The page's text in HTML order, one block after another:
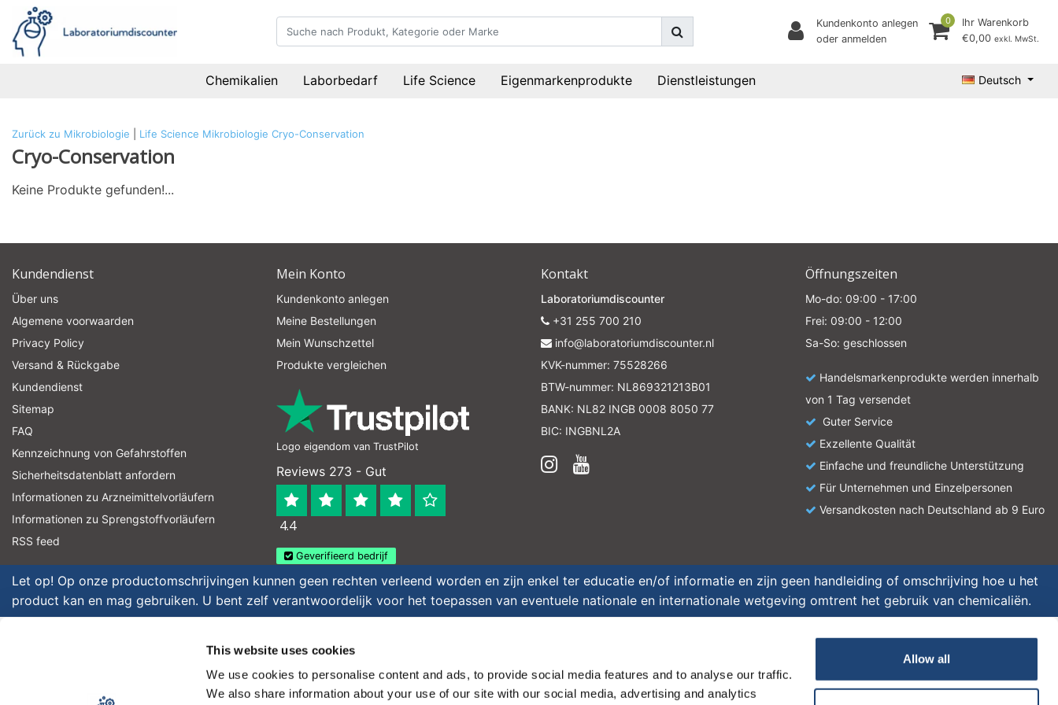
This website uses cookies
We use cookies to personalise content and ads, to provide social media features and to analyse our traffic.
We also share information about your use of our site with our social media, advertising and analytics
Allow all
Kundenkonto anlegen
oder anmelden
0
Ihr Warenkorb
€0,00 exkl. MwSt.
Chemikalien Laborbedarf Life Science Eigenmarkenprodukte Dienstleistungen Deutsch
Zurück zu Mikrobiologie Life Science Mikrobiologie Cryo-Conservation
Cryo-Conservation
Keine Produkte gefunden!...
Kundendienst
Über uns
Algemene voorwaarden
Privacy Policy
Versand & Rückgabe
Kundendienst
Sitemap
FAQ
Kennzeichnung von Gefahrstoffen
Sicherheitsdatenblatt anfordern
Informationen zu Arzneimittelvorläufern
Informationen zu Sprengstoffvorläufern
RSS feed
Mein Konto
Kundenkonto anlegen
Meine Bestellungen
Mein Wunschzettel
Produkte vergleichen
Logo eigendom van TrustPilot
Reviews 273 - Gut
4.4
Geverifieerd bedrijf
Kontakt
Laboratoriumdiscounter
+31 255 700 210
info@laboratoriumdiscounter.nl
KVK-nummer: 75528266
BTW-nummer: NL869321213B01
BANK: NL82 INGB 0008 8050 77
BIC: INGBNL2A
Öffnungszeiten
Mo-do: 09:00 - 17:00
Frei: 09:00 - 12:00
Sa-So: geschlossen
Handelsmarkenprodukte werden innerhalb
von 1 Tag versendet
Guter Service
Exzellente Qualität
Einfache und freundliche Unterstützung
Für Unternehmen und Einzelpersonen
Versandkosten nach Deutschland ab 9 Euro
Let op! Op onze productomschrijvingen kunnen geen rechten verleend worden en zijn enkel ter educatie en/of informatie en zijn geen handleiding of omschrijving hoe u het
product kan en mag gebruiken. U bent zelf verantwoordelijk voor het toepassen van eventuele nationale en internationale wetgeving omtrent het gebruik van chemicaliën.